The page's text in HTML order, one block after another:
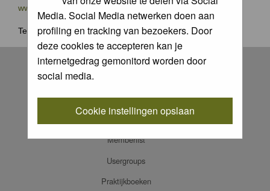
Media. Social Media netwerken doen aan
profiling en tracking van bezoekers. Door
deze cookies te accepteren kan je
internetgedrag gemonitord worden door
social media.
Cookie instellingen opslaan
www.natuurfotografie.nl/rubrieken/photo-challenge/
Terug naarhome.
Register
FAQ
Memberlist
Usergroups
Praktijkboeken